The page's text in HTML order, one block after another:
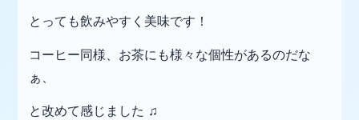
とっても飲みやすく美味です！
コーヒー同様、お茶にも様々な個性があるのだな
ぁ、
と改めて感じました ♫